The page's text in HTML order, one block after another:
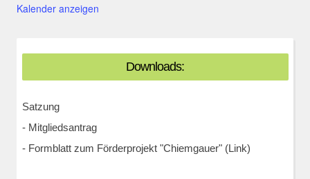
Kalender anzeigen
Downloads:
Satzung
- Mitgliedsantrag
- Formblatt zum Förderprojekt "Chiemgauer" (Link)